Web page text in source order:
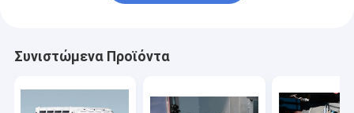
Συνιστώμενα Προϊόντα